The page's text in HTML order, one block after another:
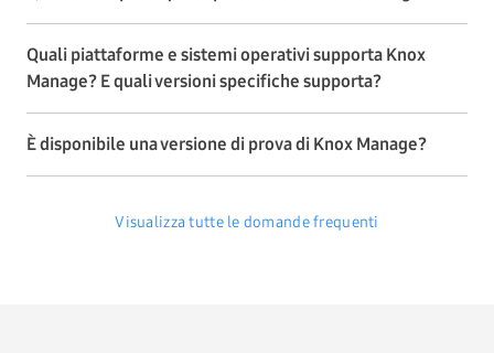
Quali piattaforme e sistemi operativi supporta Knox
Manage? E quali versioni specifiche supporta?
È disponibile una versione di prova di Knox Manage?
Visualizza tutte le domande frequenti